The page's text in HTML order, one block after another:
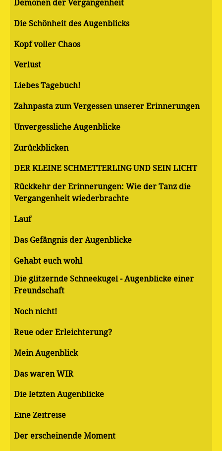
Demonen der Vergangenheit
Die Schönheit des Augenblicks
Kopf voller Chaos
Verlust
Liebes Tagebuch!
Zahnpasta zum Vergessen unserer Erinnerungen
Unvergessliche Augenblicke
Zurückblicken
DER KLEINE SCHMETTERLING UND SEIN LICHT
Rückkehr der Erinnerungen: Wie der Tanz die
Vergangenheit wiederbrachte
Lauf
Das Gefängnis der Augenblicke
Gehabt euch wohl
Die glitzernde Schneekugel - Augenblicke einer
Freundschaft
Noch nicht!
Reue oder Erleichterung?
Mein Augenblick
Das waren WIR
Die letzten Augenblicke
Eine Zeitreise
Der erscheinende Moment